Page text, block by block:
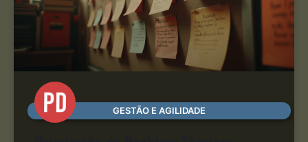
GESTÃO E AGILIDADE